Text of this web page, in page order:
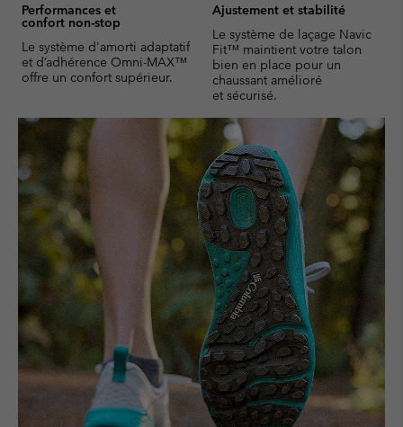
Performances et
confort non-stop
Le système d'amorti adaptatif
et d’adhérence Omni-MAX™
offre un confort supérieur.
Ajustement et stabilité
Le système de laçage Navic
Fit™ maintient votre talon
bien en place pour un
chaussant amélioré
et sécurisé.